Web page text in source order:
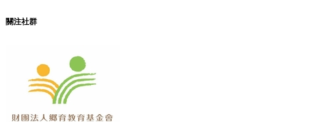
關注社群